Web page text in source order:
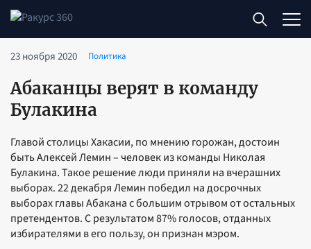
23 ноября 2020 Политика
Абаканцы верят в команду
Булакина
Главой столицы Хакасии, по мнению горожан, достоин
быть Алексей Лемин – человек из команды Николая
Булакина. Такое решение люди приняли на вчерашних
выборах. 22 декабря Лемин победил на досрочных
выборах главы Абакана с большим отрывом от остальных
претендентов. С результатом 87% голосов, отданных
избирателями в его пользу, он признан мэром.